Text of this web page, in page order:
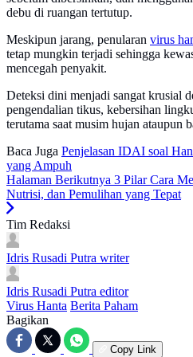
debu di ruangan tertutup.
Meskipun jarang, penularan virus
tetap mungkin terjadi sehingga
mencegah penyakit.
Deteksi dini menjadi sangat krusial
pengendalian tikus, kebersihan
terutama saat musim hujan ataupun
Baca Juga Penjelasan IDAI soal
yang Ampuh
Halaman Berikutnya 3 Pilar Cara
Nutrisi, dan Pemulihan yang Tepat
Tim Redaksi
Idris Rusadi Putra writer
Idris Rusadi Putra editor
Virus Hanta Berita Paham
Bagikan
Copy Link